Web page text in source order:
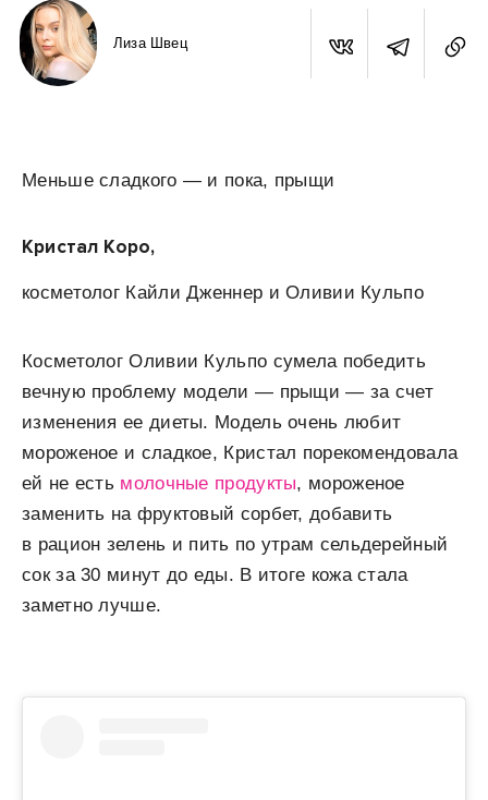
Лиза Швец
Меньше сладкого — и пока, прыщи
Кристал Коро,
косметолог Кайли Дженнер и Оливии Кульпо
Косметолог Оливии Кульпо сумела победить
вечную проблему модели — прыщи — за счет
изменения ее диеты. Модель очень любит
мороженое и сладкое, Кристал порекомендовала
ей не есть молочные продукты, мороженое
заменить на фруктовый сорбет, добавить
в рацион зелень и пить по утрам сельдерейный
сок за 30 минут до еды. В итоге кожа стала
заметно лучше.